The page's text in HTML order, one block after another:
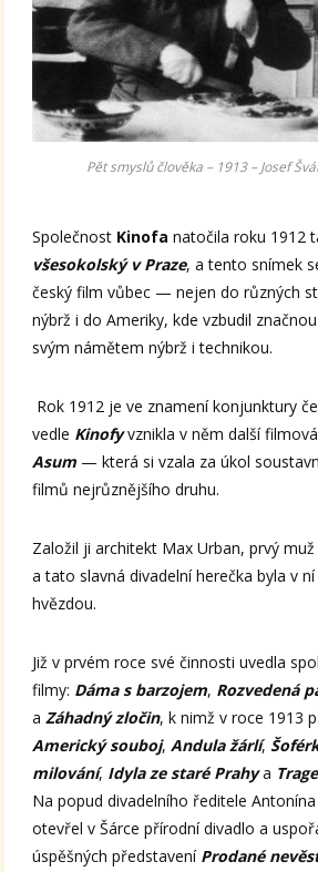
Pět smyslů člověka – 1913 – Josef
Společnost Kinofa natočila roku 1912
všesokolský v Praze, a tento snímek
český film vůbec — nejen do různých
nýbrž i do Ameriky, kde vzbudil
svým námětem nýbrž i technikou.
Rok 1912 je ve znamení konjunktury
vedle Kinofyvznikla v něm další
Asum — která si vzala za úkol
filmů nejrůznějšího druhu.
Založil ji architekt Max Urban, prvý muž
a tato slavná divadelní herečka byla v
hvězdou.
Již v prvém roce své činnosti uvedla
filmy: Dáma s barzojem, Rozvedená
aZáhadný zločin, k nimž v roce 1913
Americký souboj,Andula žárlí,
milování, Idyla ze staré Prahya
Na popud divadelního ředitele
otevřel v Šárce přírodní divadlo a
úspěšných představení Prodané